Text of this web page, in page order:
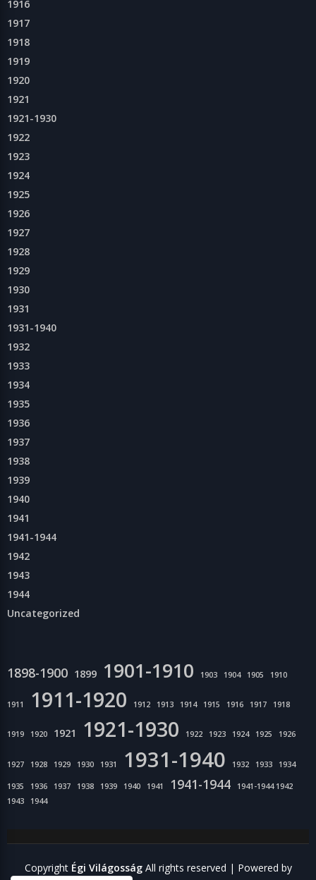
1916
1917
1918
1919
1920
1921
1921-1930
1922
1923
1924
1925
1926
1927
1928
1929
1930
1931
1931-1940
1932
1933
1934
1935
1936
1937
1938
1939
1940
1941
1941-1944
1942
1943
1944
Uncategorized
1898-1900 1899 1901-1910 1903 1904 1905 1910
1911 1911-1920 1912 1913 1914 1915 1916 1917 1918
1919 1920 1921 1921-1930 1922 1923 1924 1925 1926
1927 1928 1929 1930 1931 1931-1940 1932 1933 1934
1935 1936 1937 1938 1939 1940 1941 1941-1944
1941-1944 1942
1943
1944
Copyright Égi VilágosságAll rights reserved | Powered by